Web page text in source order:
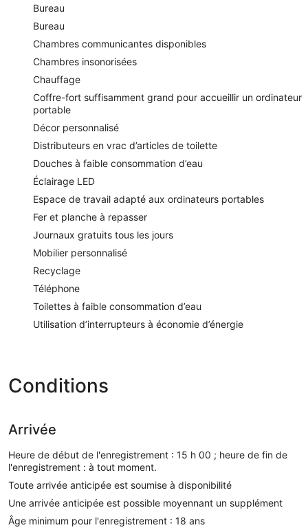
Bureau
Bureau
Chambres communicantes disponibles
Chambres insonorisées
Chauffage
Coffre-fort suffisamment grand pour accueillir un ordinateur
portable
Décor personnalisé
Distributeurs en vrac d’articles de toilette
Douches à faible consommation d’eau
Éclairage LED
Espace de travail adapté aux ordinateurs portables
Fer et planche à repasser
Journaux gratuits tous les jours
Mobilier personnalisé
Recyclage
Téléphone
Toilettes à faible consommation d’eau
Utilisation d’interrupteurs à économie d’énergie
Conditions
Arrivée
Heure de début de l'enregistrement : 15 h 00 ; heure de fin de
l'enregistrement : à tout moment.
Toute arrivée anticipée est soumise à disponibilité
Une arrivée anticipée est possible moyennant un supplément
Âge minimum pour l'enregistrement : 18 ans